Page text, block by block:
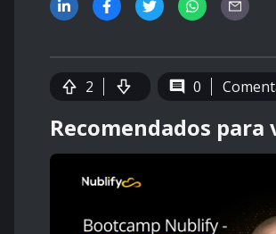
2 0
Recomendados para